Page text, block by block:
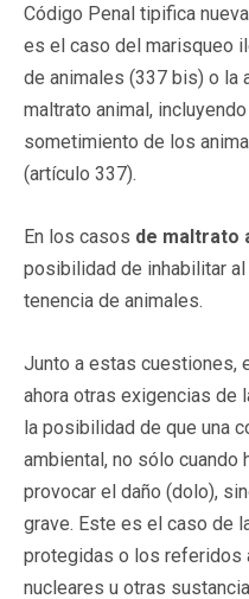
Código Penal tipifica
es el caso del marisqueo
de animales (337 bis) o la
maltrato animal,
sometimiento de los
(artículo 337).
En los casos de maltrato
posibilidad de inhabilitar
tenencia de animales.
Junto a estas cuestiones,
ahora otras exigencias de
la posibilidad de que una
ambiental, no sólo cuando
provocar el daño (dolo),
grave. Este es el caso de
protegidas o los referidos
nucleares u otras